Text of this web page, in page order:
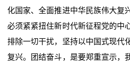
化国家、全面推进中华民族伟大复
必须紧紧扭住新时代新征程党的中
排除一切干扰，坚持以中国式现代
复兴。团结奋斗，是要郑重宣示，